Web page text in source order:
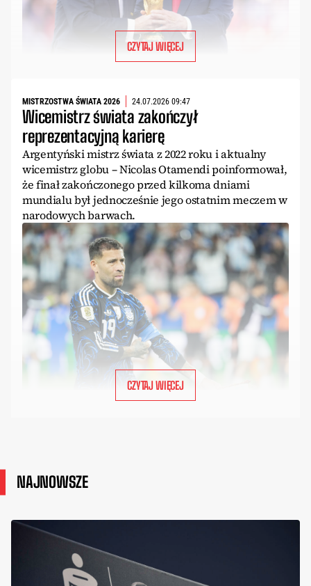
CZYTAJ WIĘCEJ
MISTRZOSTWA ŚWIATA 2026 24.07.2026 09:47
Wicemistrz świata zakończył
reprezentacyjną karierę
Argentyński mistrz świata z 2022 roku i aktualny
wicemistrz globu – Nicolas Otamendi poinformował,
że finał zakończonego przed kilkoma dniami
mundialu był jednocześnie jego ostatnim meczem w
narodowych barwach.
CZYTAJ WIĘCEJ
NAJNOWSZE